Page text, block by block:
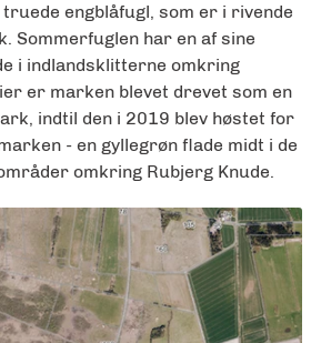
engblåfugl, som er i rivende
Sommerfuglen har en af sine
i indlandsklitterne omkring
er marken blevet drevet som en
indtil den i 2019 blev høstet for
- en gyllegrøn flade midt i de
omkring Rubjerg Knude.